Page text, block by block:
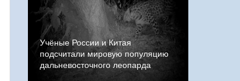
Учёные России и Китая
подсчитали мировую популяцию
дальневосточного леопарда